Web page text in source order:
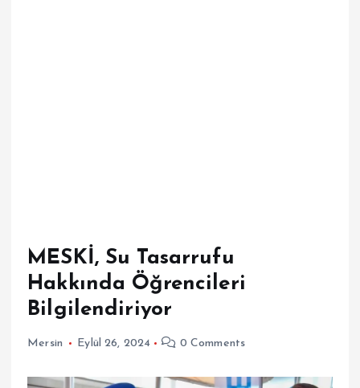
MESKİ, Su Tasarrufu
Hakkında Öğrencileri
Bilgilendiriyor
Mersin Eylül 26, 2024 0 Comments